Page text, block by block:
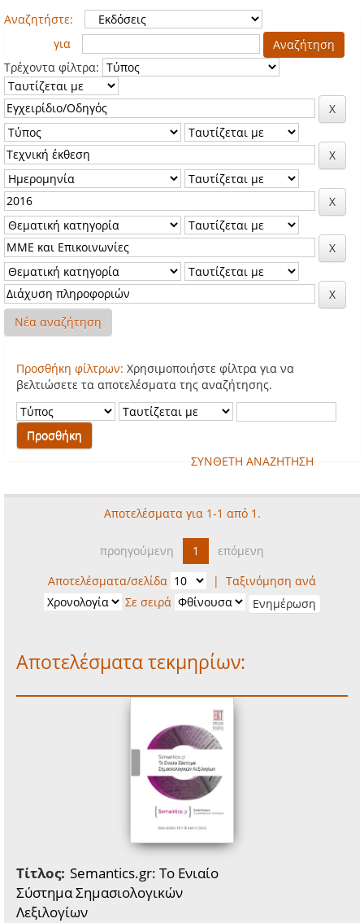
Αναζητήστε:
για
Τρέχοντα φίλτρα:
Νέα αναζήτηση
Προσθήκη φίλτρων: Χρησιμοποιήστε φίλτρα για να
βελτιώσετε τα αποτελέσματα της αναζήτησης.
ΣΥΝΘΕΤΗ ΑΝΑΖΗΤΗΣΗ
Αποτελέσματα για 1-1 από 1.
προηγούμενη 1
επόμενη
Αποτελέσματα/σελίδα
| Ταξινόμηση ανά
Σε σειρά
Αποτελέσματα τεκμηρίων:
Τίτλος: Semantics.gr: Το Ενιαίο
Σύστημα Σημασιολογικών
Λεξιλογίων